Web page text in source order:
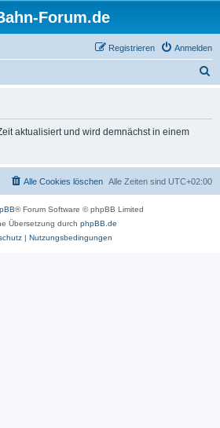
Forum.de
Anmelden
Registrieren
aktualisiert und wird demnächst in einem
Alle Zeiten sind UTC+02:00
Alle Cookies löschen
® Forum Software © phpBB Limited
Übersetzung durch phpBB.de
| Nutzungsbedingungen